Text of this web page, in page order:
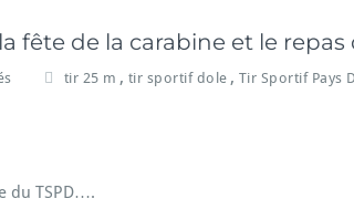
fête de la carabine et le repas
tir 25 m , tir sportif dole , Tir Sportif Pays
du TSPD….